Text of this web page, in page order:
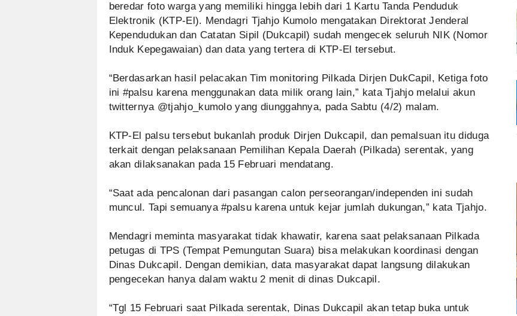
beredar foto warga yang memiliki hingga lebih dari 1 Kartu Tanda Penduduk
Elektronik (KTP-El). Mendagri Tjahjo Kumolo mengatakan Direktorat Jenderal
Kependudukan dan Catatan Sipil (Dukcapil) sudah mengecek seluruh NIK (Nomor
Induk Kepegawaian) dan data yang tertera di KTP-El tersebut.
“Berdasarkan hasil pelacakan Tim monitoring Pilkada Dirjen DukCapil, Ketiga foto
ini #palsu karena menggunakan data milik orang lain,” kata Tjahjo melalui akun
twitternya @tjahjo_kumolo yang diunggahnya, pada Sabtu (4/2) malam.
KTP-El palsu tersebut bukanlah produk Dirjen Dukcapil, dan pemalsuan itu diduga
terkait dengan pelaksanaan Pemilihan Kepala Daerah (Pilkada) serentak, yang
akan dilaksanakan pada 15 Februari mendatang.
“Saat ada pencalonan dari pasangan calon perseorangan/independen ini sudah
muncul. Tapi semuanya #palsu karena untuk kejar jumlah dukungan,” kata Tjahjo.
Mendagri meminta masyarakat tidak khawatir, karena saat pelaksanaan Pilkada
petugas di TPS (Tempat Pemungutan Suara) bisa melakukan koordinasi dengan
Dinas Dukcapil. Dengan demikian, data masyarakat dapat langsung dilakukan
pengecekan hanya dalam waktu 2 menit di dinas Dukcapil.
“Tgl 15 Februari saat Pilkada serentak, Dinas Dukcapil akan tetap buka untuk